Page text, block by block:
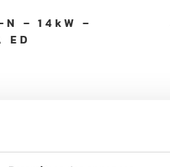
– 14kW –
ED